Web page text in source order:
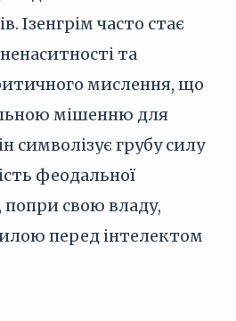
Ізенгрім часто стає
та
мислення, що
мішенню для
символізує грубу силу
феодальної
попри свою владу,
перед інтелектом